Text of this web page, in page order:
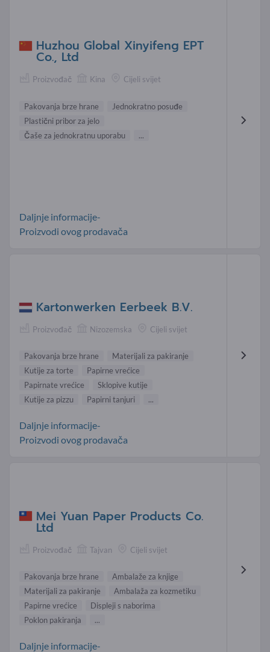
Huzhou Global Xinyifeng EPT
Co., Ltd
Proizvođač Kina Cijeli svijet
Pakovanja brze hrane
Jednokratno posuđe
Plastični pribor za jelo
Čaše za jednokratnu uporabu
...
Daljnje informacije-
Proizvodi ovog prodavača
Kartonwerken Eerbeek B.V.
Proizvođač Nizozemska Cijeli svijet
Pakovanja brze hrane
Materijali za pakiranje
Kutije za torte
Papirne vrećice
Papirnate vrećice
Sklopive kutije
Kutije za pizzu
Papirni tanjuri ...
Daljnje informacije-
Proizvodi ovog prodavača
Mei Yuan Paper Products Co.
Ltd
Proizvođač Tajvan Cijeli svijet
Pakovanja brze hrane
Ambalaže za knjige
Materijali za pakiranje
Ambalaža za kozmetiku
Papirne vrećice
Displeji s naborima
Poklon pakiranja
...
Daljnje informacije-